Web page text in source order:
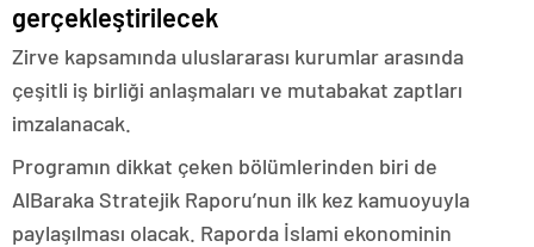
gerçekleştirilecek
Zirve kapsamında uluslararası kurumlar arasında
çeşitli iş birliği anlaşmaları ve mutabakat zaptları
imzalanacak.
Programın dikkat çeken bölümlerinden biri de
AlBaraka Stratejik Raporu’nun ilk kez kamuoyuyla
paylaşılması olacak. Raporda İslami ekonominin